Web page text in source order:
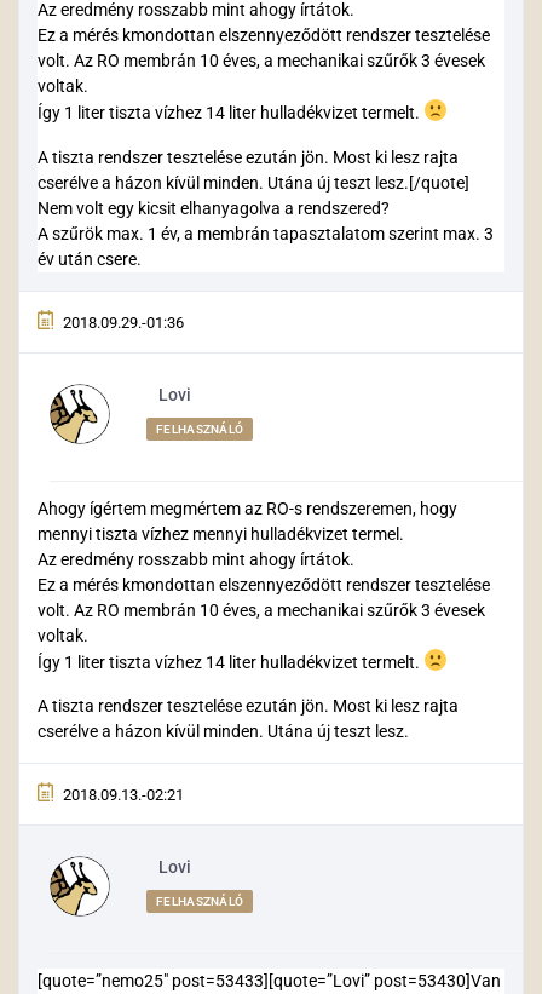
Az eredmény rosszabb mint ahogy írtátok.
Ez a mérés kmondottan elszennyeződött rendszer tesztelése
volt. Az RO membrán 10 éves, a mechanikai szűrők 3 évesek
voltak.
Így 1 liter tiszta vízhez 14 liter hulladékvizet termelt.
A tiszta rendszer tesztelése ezután jön. Most ki lesz rajta
cserélve a házon kívül minden. Utána új teszt lesz.[/quote]
Nem volt egy kicsit elhanyagolva a rendszered?
A szűrök max. 1 év, a membrán tapasztalatom szerint max. 3
év után csere.
2018.09.29.-01:36
Lovi
FELHASZNÁLÓ
Ahogy ígértem megmértem az RO-s rendszeremen, hogy
mennyi tiszta vízhez mennyi hulladékvizet termel.
Az eredmény rosszabb mint ahogy írtátok.
Ez a mérés kmondottan elszennyeződött rendszer tesztelése
volt. Az RO membrán 10 éves, a mechanikai szűrők 3 évesek
voltak.
Így 1 liter tiszta vízhez 14 liter hulladékvizet termelt.
A tiszta rendszer tesztelése ezután jön. Most ki lesz rajta
cserélve a házon kívül minden. Utána új teszt lesz.
2018.09.13.-02:21
Lovi
FELHASZNÁLÓ
[quote=”nemo25″ post=53433][quote=”Lovi” post=53430]Van